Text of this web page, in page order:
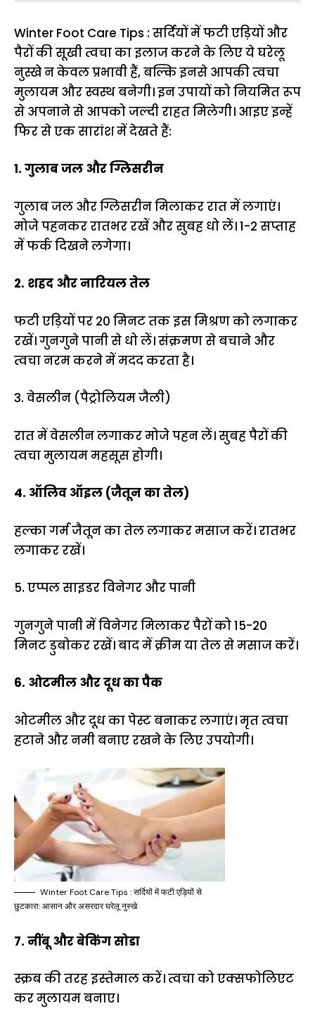
Winter Foot Care Tips : सर्दियों में फटी एड़ियों और
पैरों की सूखी त्वचा का इलाज करने के लिए ये घरेलू
नुस्खे न केवल प्रभावी हैं, बल्कि इनसे आपकी त्वचा
मुलायम और स्वस्थ बनेगी। इन उपायों को नियमित रूप
से अपनाने से आपको जल्दी राहत मिलेगी। आइए इन्हें
फिर से एक सारांश में देखते हैं:
1. गुलाब जल और ग्लिसरीन
गुलाब जल और ग्लिसरीन मिलाकर रात में लगाएं।
मोजे पहनकर रातभर रखें और सुबह धो लें। 1-2 सप्ताह
में फर्क दिखने लगेगा।
2. शहद और नारियल तेल
फटी एड़ियों पर 20 मिनट तक इस मिश्रण को लगाकर
रखें। गुनगुने पानी से धो लें। संक्रमण से बचाने और
त्वचा नरम करने में मदद करता है।
3. वेसलीन (पैट्रोलियम जैली)
रात में वेसलीन लगाकर मोजे पहन लें। सुबह पैरों की
त्वचा मुलायम महसूस होगी।
4. ऑलिव ऑइल (जैतून का तेल)
हल्का गर्म जैतून का तेल लगाकर मसाज करें। रातभर
लगाकर रखें।
5. एप्पल साइडर विनेगर और पानी
गुनगुने पानी में विनेगर मिलाकर पैरों को 15-20
मिनट डुबोकर रखें। बाद में क्रीम या तेल से मसाज करें।
6. ओटमील और दूध का पैक
ओटमील और दूध का पेस्ट बनाकर लगाएं। मृत त्वचा
हटाने और नमी बनाए रखने के लिए उपयोगी।
Winter Foot Care Tips : सर्दियों में फटी एड़ियों से
छुटकारा: आसान और असरदार घरेलू नुस्खे
7. नींबू और बेकिंग सोडा
स्क्रब की तरह इस्तेमाल करें। त्वचा को एक्सफोलिएट
कर मुलायम बनाए।